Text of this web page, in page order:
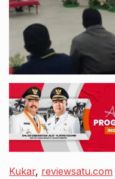
Kukar, reviewsatu.com